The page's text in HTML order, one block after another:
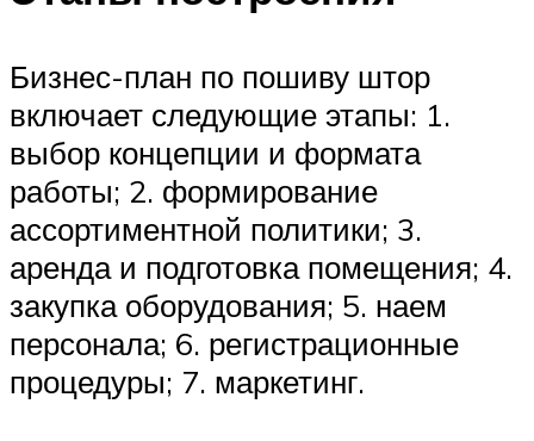
Бизнес-план по пошиву штор
включает следующие этапы: 1.
выбор концепции и формата
работы; 2. формирование
ассортиментной политики; 3.
аренда и подготовка помещения; 4.
закупка оборудования; 5. наем
персонала; 6. регистрационные
процедуры; 7. маркетинг.